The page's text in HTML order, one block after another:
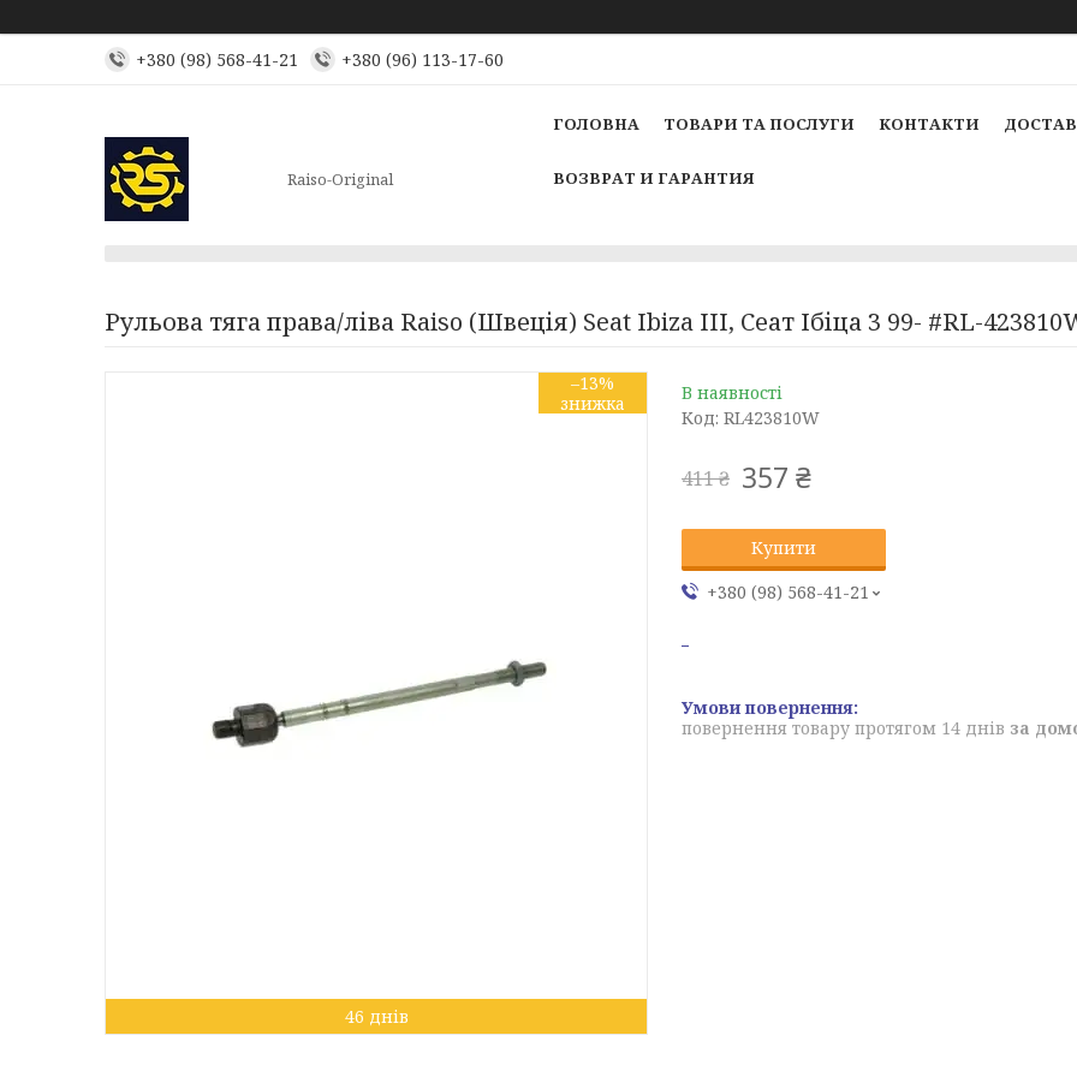
+380 (98) 568-41-21 +380 (96) 113-17-60
Raiso-Original
ГОЛОВНА ТОВАРИ ТА ПОСЛУГИ КОНТАКТИ
ВОЗВРАТ И ГАРАНТИЯ
Рульова тяга права/ліва Raiso (Швеція) Seat Ibiza III, Сеат Ібіца 3 99- #RL-
–13%
46 днів
В наявності
Код: RL423810W
411 ₴ 357 ₴
Купити
+380 (98) 568-41-21
повернення товару протягом 14 днів за